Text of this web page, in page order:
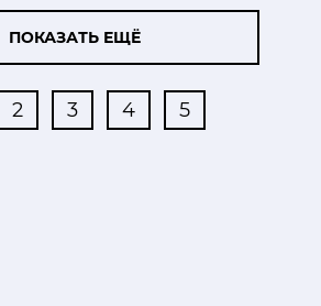
ПОКАЗАТЬ ЕЩЁ
2 3 4 5